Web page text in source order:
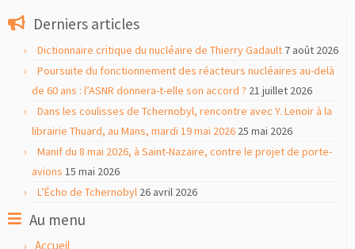
Derniers articles
Dictionnaire critique du nucléaire de Thierry Gadault 7 août 2026
Poursuite du fonctionnement des réacteurs nucléaires au-delà
de 60 ans : l’ASNR donnera-t-elle son accord ? 21 juillet 2026
Dans les coulisses de Tchernobyl, rencontre avec Y. Lenoir à la
librairie Thuard, au Mans, mardi 19 mai 2026 25 mai 2026
Manif du 8 mai 2026, à Saint-Nazaire, contre le projet de porte-
avions 15 mai 2026
L’Écho de Tchernobyl 26 avril 2026
Au menu
Accueil